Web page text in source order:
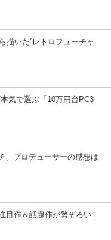
描いた”レトロフューチャ
気で選ぶ「10万円台PC3
、プロデューサーの感想は
目作＆話題作が勢ぞろい！